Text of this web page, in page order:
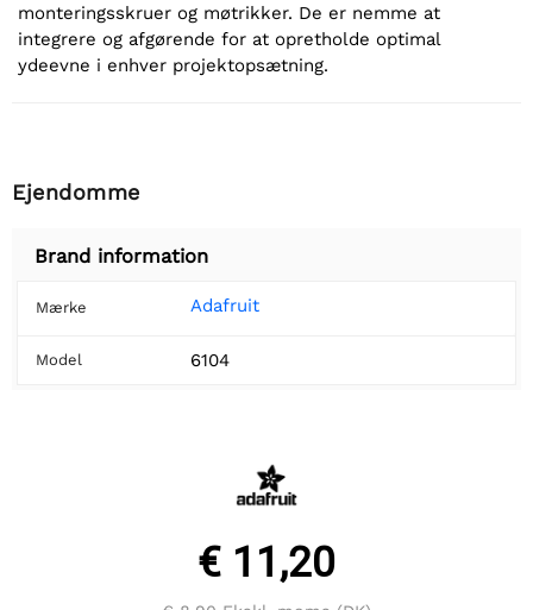
monteringsskruer og møtrikker. De er nemme at
integrere og afgørende for at opretholde optimal
ydeevne i enhver projektopsætning.
Ejendomme
Brand information
Mærke Adafruit
Model 6104
€ 11,20